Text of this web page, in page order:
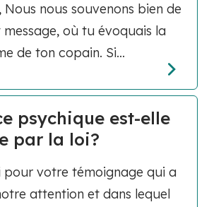
nous souvenons bien de
où tu évoquais la
de ton copain. Si...
psychique est-elle
par la loi?
pour votre témoignage qui a
attention et dans lequel